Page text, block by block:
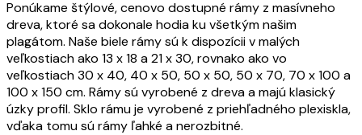
Ponúkame štýlové, cenovo dostupné rámy z masívneho
dreva, ktoré sa dokonale hodia ku všetkým našim
plagátom. Naše biele rámy sú k dispozícii v malých
veľkostiach ako 13 x 18 a 21 x 30, rovnako ako vo
veľkostiach 30 x 40, 40 x 50, 50 x 50, 50 x 70, 70 x 100 a
100 x 150 cm. Rámy sú vyrobené z dreva a majú klasický
úzky profil. Sklo rámu je vyrobené z priehľadného plexiskla,
vďaka tomu sú rámy ľahké a nerozbitné.